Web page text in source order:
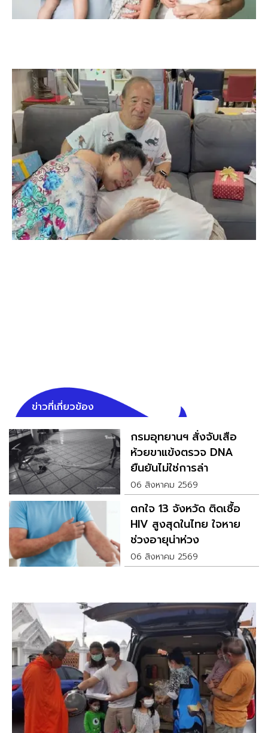
ข่าวที่เกี่ยวข้อง
กรมอุทยานฯ สั่งจับเสือ
ห้วยขาแข้งตรวจ DNA
ยืนยันไม่ใช่การล่า
06 สิงหาคม 2569
ตกใจ 13 จังหวัด ติดเชื้อ
HIV สูงสุดในไทย ใจหาย
ช่วงอายุน่าห่วง
06 สิงหาคม 2569